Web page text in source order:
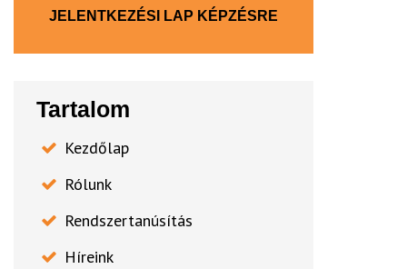
JELENTKEZÉSI LAP KÉPZÉSRE
Tartalom
Kezdőlap
Rólunk
Rendszertanúsítás
Híreink